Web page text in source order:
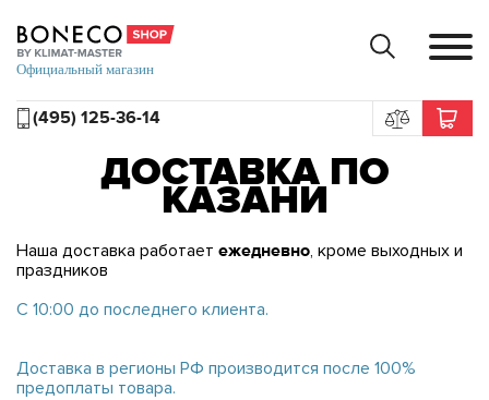
(495) 125-36-14
ДОСТАВКА ПО
КАЗАНИ
Наша доставка работает ежедневно, кроме выходных и
праздников
С 10:00 до последнего клиента.
Доставка в регионы РФ производится после 100%
предоплаты товара.